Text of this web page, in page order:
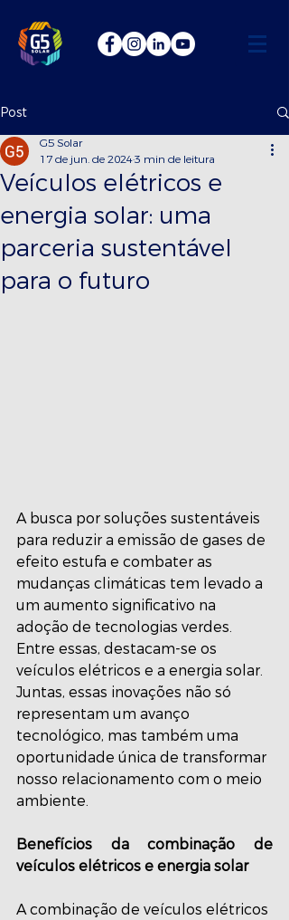
Post
Veículos elétricos e
energia solar: uma
parceria sustentável
para o futuro
G5 Solar
17 de jun. de 20243 min de leitura
A busca por soluções sustentáveis
para reduzir a emissão de gases de
efeito estufa e combater as
mudanças climáticas tem levado a
um aumento significativo na
adoção de tecnologias verdes.
Entre essas, destacam-se os
veículos elétricos e a energia solar.
Juntas, essas inovações não só
representam um avanço
tecnológico, mas também uma
oportunidade única de transformar
nosso relacionamento com o meio
ambiente.
Benefícios da combinação de
veículos elétricos e energia solar
A combinação de veículos elétricos